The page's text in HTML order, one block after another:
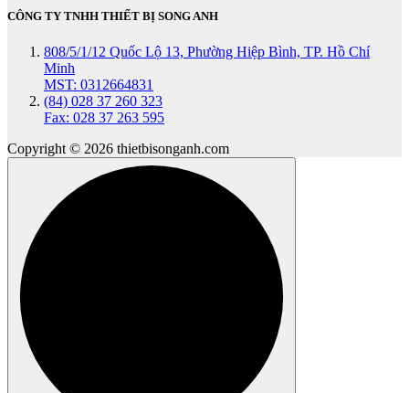
CÔNG TY TNHH THIẾT BỊ SONG ANH
808/5/1/12 Quốc Lộ 13, Phường Hiệp Bình, TP. Hồ Chí
Minh
MST: 0312664831
(84) 028 37 260 323
Fax: 028 37 263 595
Copyright © 2026 thietbisonganh.com